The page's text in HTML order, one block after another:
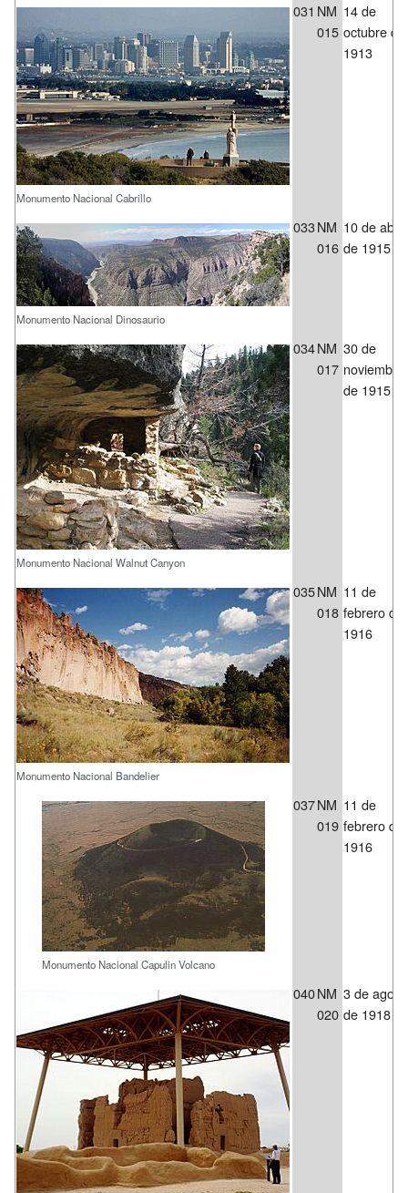
Monumento Nacional Cabrillo
031 NM
015
14 de
octubre de
1913
Monumento Nacional Dinosaurio
033NM
016
10 de abril
de 1915
Monumento Nacional Walnut Canyon
034NM
017
30 de
noviembre
de 1915
Monumento Nacional Bandelier
035NM
018
11 de
febrero de
1916
Monumento Nacional Capulin Volcano
037NM
019
11 de
febrero de
1916
040NM
020
3 de
de 1918